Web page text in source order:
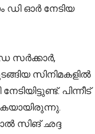
ഡി ഓര്‍ നേടിയ
സര്‍ക്കാര്‍,
സിനിമകളില്‍
പിന്നീട്
സിങ് ഛദ്ദ